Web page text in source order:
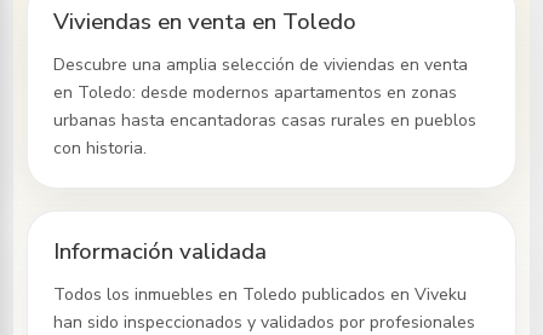
Viviendas en venta en Toledo
Descubre una amplia selección de viviendas en venta
en Toledo: desde modernos apartamentos en zonas
urbanas hasta encantadoras casas rurales en pueblos
con historia.
Información validada
Todos los inmueblesen Toledo publicados en Viveku
han sido inspeccionados y validados por profesionales